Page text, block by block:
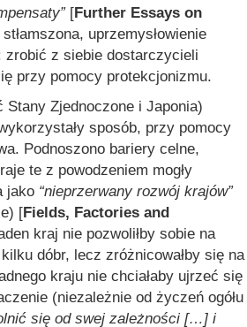
[Further Essays on
uprzemysłowienie
zrobić z siebie dostarczycieli
przy pomocy protekcjonizmu.
Zjednoczone i Japonia)
sposób, przy pomocy
Podnoszono bariery celne,
te z powodzeniem mogły
jako “nieprzerwany rozwój krajów”
[Fields, Factories and
kraj nie pozwoliłby sobie na
dóbr, lecz zróżnicowałby się na
kraju nie chciałaby ujrzeć się
(niezależnie od życzeń ogółu
się od swej zależności […] i